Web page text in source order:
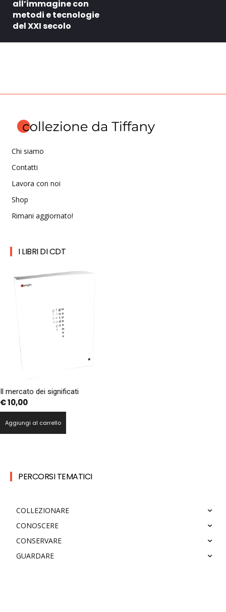
all’immagine con
metodi e tecnologie
del XXI secolo
Chi siamo
Contatti
Lavora con noi
Shop
Rimani aggiornato!
I LIBRI DI CDT
Il mercato dei significati
€10,00
Aggiungi al carrello
PERCORSI TEMATICI
COLLEZIONARE
CONOSCERE
CONSERVARE
GUARDARE